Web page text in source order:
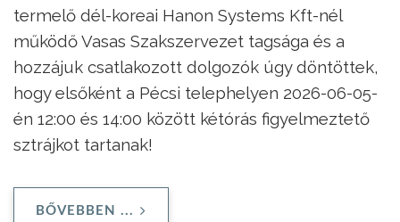
termelő dél-koreai Hanon Systems Kft-nél
működő Vasas Szakszervezet tagsága és a
hozzájuk csatlakozott dolgozók úgy döntöttek,
hogy elsőként a Pécsi telephelyen 2026-06-05-
én 12:00 és 14:00 között kétórás figyelmeztető
sztrájkot tartanak!
BŐVEBBEN ...